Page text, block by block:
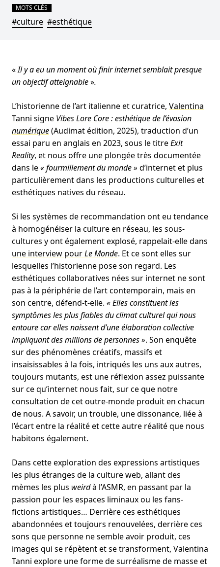
MOTS CLÉS
#culture #esthétique
«Il y a eu un moment où finir internet semblait presque
un objectif atteignable».
L’historienne de l’art italienne et curatrice, Valentina
Tanni signe Vibes Lore Core : esthétique de l’évasion
numérique(Audimat édition, 2025), traduction d’un
essai paru en anglais en 2023, sous le titreExit
Reality, et nous offre une plongée très documentée
dans le« fourmillement du monde » d’internet et plus
particulièrement dans les productions culturelles et
esthétiques natives du réseau.
Si les systèmes de recommandation ont eu tendance
à homogénéiser la culture en réseau, les sous-
cultures y ont également explosé, rappelait-elle dans
une interview pourLe Monde. Et ce sont elles sur
lesquelles l’historienne pose son regard. Les
esthétiques collaboratives nées sur internet ne sont
pas à la périphérie de l’art contemporain, mais en
son centre, défend-t-elle. « Elles constituent les
symptômes les plus fiables du climat culturel qui nous
entoure car elles naissent d’une élaboration collective
impliquant des millions de personnes ». Son enquête
sur des phénomènes créatifs, massifs et
insaisissables à la fois, intriqués les uns aux autres,
toujours mutants, est une réflexion assez puissante
sur ce qu’internet nous fait, sur ce que notre
consultation de cet outre-monde produit en chacun
de nous. A savoir, un trouble, une dissonance, liée à
l’écart entre la réalité et cette autre réalité que nous
habitons également.
Dans cette exploration des expressions artistiques
les plus étranges de la culture web, allant des
mèmes les plus weirdà l’ASMR, en passant par la
passion pour les espaces liminaux ou les fans-
fictions artistiques… Derrière ces esthétiques
abandonnées et toujours renouvelées, derrière ces
sons que personne ne semble avoir produit, ces
images qui se répètent et se transforment, Valentina
Tanni explore une forme de surréalisme de masse et